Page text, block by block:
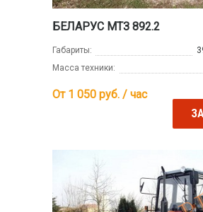
БЕЛАРУС МТЗ 892.2
Габариты:
Масса техники:
От 1 050 руб. / час